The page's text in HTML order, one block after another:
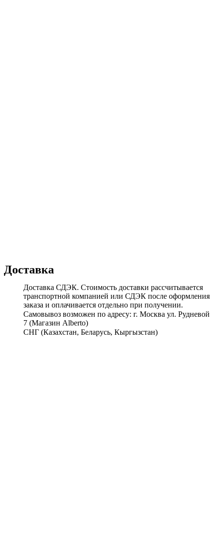
Доставка
Доставка СДЭК. Стоимость доставки рассчитывается
транспортной компанией или СДЭК после оформления
заказа и оплачивается отдельно при получении.
Самовывоз возможен по адресу: г. Москва ул. Рудневой
7 (Магазин Alberto)
СНГ (Казахстан, Беларусь, Кыргызстан)